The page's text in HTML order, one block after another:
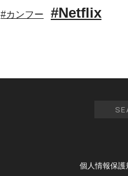
#カンフー #Netflix
個人情報保護